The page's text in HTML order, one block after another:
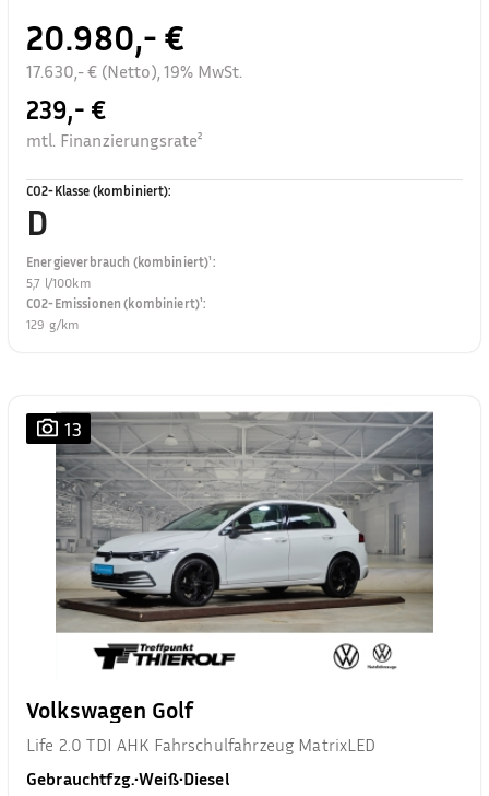
20.980,- €
17.630,- € (Netto), 19% MwSt.
239,- €
mtl. Finanzierungsrate²
CO2-Klasse (kombiniert):
D
Energieverbrauch (kombiniert)¹:
5,7 l/100km
CO2-Emissionen (kombiniert)¹:
129 g/km
13
Volkswagen Golf
Life 2.0 TDI AHK Fahrschulfahrzeug MatrixLED
Gebrauchtfzg.•Weiß•Diesel